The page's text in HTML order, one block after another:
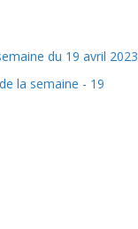
du 19 avril 2023